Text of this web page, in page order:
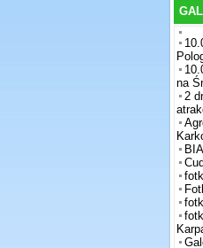
na
2